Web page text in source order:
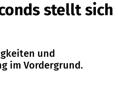
stellt sich
und
im Vordergrund.